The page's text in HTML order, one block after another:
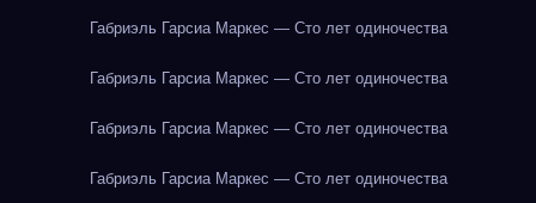
Габриэль Гарсиа Маркес — Сто лет одиночества
Габриэль Гарсиа Маркес — Сто лет одиночества
Габриэль Гарсиа Маркес — Сто лет одиночества
Габриэль Гарсиа Маркес — Сто лет одиночества